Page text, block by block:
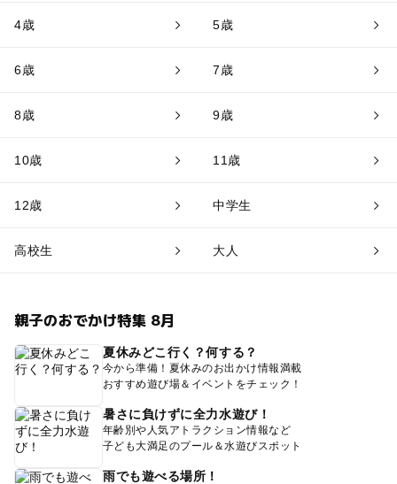
4歳 5歳
6歳 7歳
8歳 9歳
10歳 11歳
12歳 中学生
高校生 大人
親子のおでかけ特集 8月
夏休みどこ行く？何する？
今から準備！夏休みのお出かけ情報満載
おすすめ遊び場＆イベントをチェック！
暑さに負けずに全力水遊び！
年齢別や人気アトラクション情報など
子ども大満足のプール＆水遊びスポット
雨でも遊べる場所！